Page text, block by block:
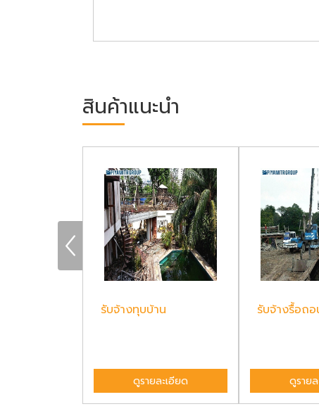
สินค้าแนะนำ
รับจ้างทุบบ้าน
ดูรายละเอียด
รับจ้างรื้อถอ
ดูราย